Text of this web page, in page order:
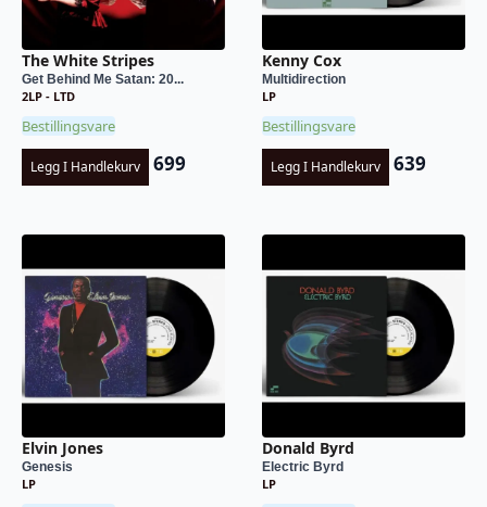
The White Stripes
Get Behind Me Satan: 20...
2LP - LTD
Bestillingsvare
Legg I Handlekurv 699
Kenny Cox
Multidirection
LP
Bestillingsvare
Legg I Handlekurv 639
Elvin Jones
Genesis
LP
Donald Byrd
Electric Byrd
LP